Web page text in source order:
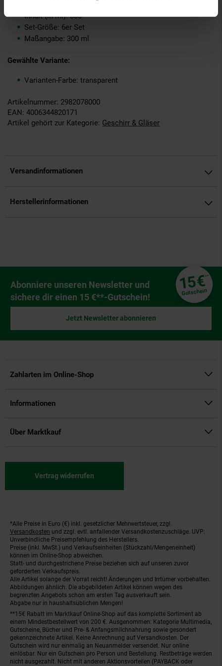
Inhalt (in ml): 300
Set-Größe: 6er Set
Maßangabe: 300 ml
Gewählte Variante:
Varianten-Farbe: transparent
Artikelnummer: 2982078000
EAN: 4006344820171
Artikel gehört zur Kategorie: Geschirr & Gläser
Versandinformationen
Herstellerinformationen
Newsletter Anmeldung
Abonniere unseren Newsletter und
sichere dir einen 15 €**-Gutschein!
15€**
Gutschein
Jetzt Newsletter abonnieren
Zahlarten im Online-Shop
Informationen
Über Marktkauf
Vertrag widerrufen
Fußnoten
*Alle Preise in Euro (€) inkl. gesetzlicher Mehrwertsteuer, zzgl.
Versandkosten und zzgl. evtl. anfallender Versandkostenzuschläge. UVP:
Unverbindliche Preisempfehlung des Herstellers.
Preise (inkl. MwSt.) und Verkaufseinheiten (Stückzahl/Mengeneinheit)
können im Online-Shop abweichen.
Statt- und durchgestrichene Preise beziehen sich auf unseren zuvor
geforderten Verkaufspreis.
Alle Artikel solange der Vorrat reicht! Änderungen und Irrtümer vorbehalten.
Abbildungen ähnlich. Die abgebildeten Artikel können wegen des
begrenzten Angebots schon am ersten Tag ausverkauft sein.
Abgabe nur in haushaltsüblichen Mengen!
**15€ Rabatt im Marktkauf Online-Shop auf das komplette Sortiment ab
einem Mindestbestellwert von 200 €. Ausgenommen: Kategorie Multimedia,
Gutscheine, Bücher und Pre- & Anfangsmilchnahrung sowie gesondert
gekennzeichnete Artikel. Keine Anrechnung auf Versandkosten. Der
Gutschein wird nur einmalig an Neuanmelder versendet. Nur online
einlösbar. Nur ein Gutschein pro Person und Bestellung. Restbeträge werden
nicht ausgezahlt. Nicht mit anderen Aktionsvorteilen (PAYBACK oder